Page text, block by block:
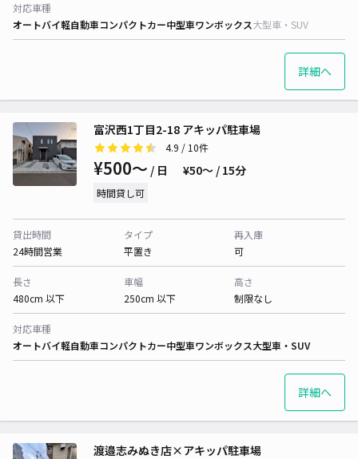
対応車種
オートバイ軽自動車コンパクトカー中型車ワンボックス大型車・SUV
詳細へ
富沢西1丁目2-18 アキッパ駐車場
4.9 / 10件
¥500〜 / 日 ¥50〜 / 15分
時間貸し可
貸出時間
24時間営業
タイプ
平置き
再入庫
可
長さ
480cm 以下
車幅
250cm 以下
高さ
制限なし
対応車種
オートバイ軽自動車コンパクトカー中型車ワンボックス大型車・SUV
詳細へ
渡邉志みぬき店×アキッパ駐車場